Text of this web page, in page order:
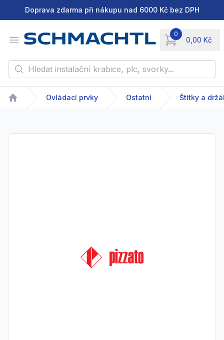
Doprava zdarma při nákupu nad 6000 Kč bez DPH
Open menu
0
0,00 Kč
items in cart,
Hledat instalační krabice, plc, svorky...
Home
Ovládací prvky Ostatní Štítky a